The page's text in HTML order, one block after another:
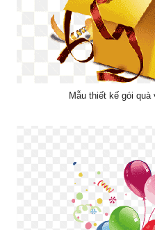
Mẫu thiết kế gói